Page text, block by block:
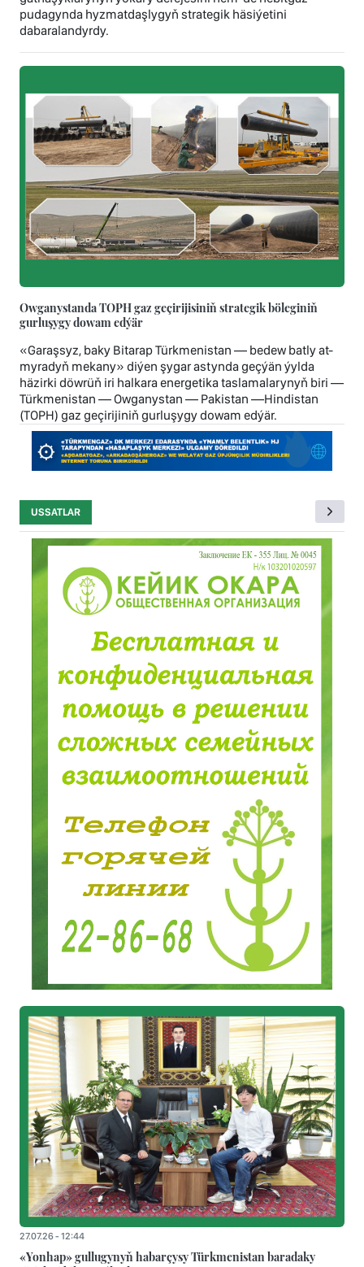
pudagynda hyzmatdaşlygyň strategik häsiýetini
dabaralandyrdy.
Owganystanda TOPH gaz geçirijisiniň strategik böleginiň
gurluşygy dowam edýär
«Garaşsyz, baky Bitarap Türkmenistan — bedew batly at-
myradyň mekany» diýen şygar astynda geçýän ýylda
häzirki döwrüň iri halkara energetika taslamalarynyň biri —
Türkmenistan — Owganystan — Pakistan —Hindistan
(TOPH) gaz geçirijiniň gurluşygy dowam edýär.
USSATLAR
27.07.26 - 12:44
«Yonhap» gullugynyň habarçysy Türkmenistan baradaky